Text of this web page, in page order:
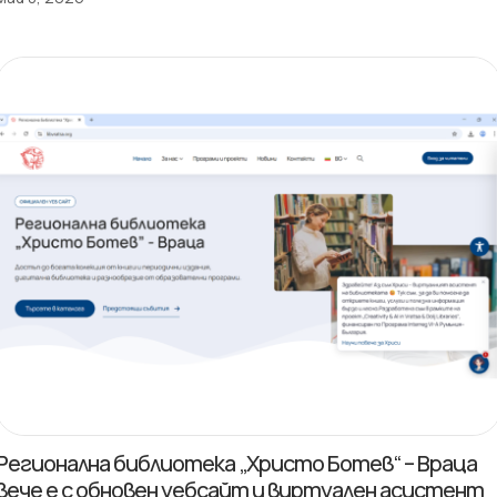
библиотека „Христо Ботев“ – Враца
е с обновен уебсайт и виртуален асистент